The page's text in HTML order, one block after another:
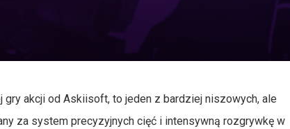
akcji od Askiisoft, to jeden z bardziej niszowych, ale
za system precyzyjnych cięć i intensywną rozgrywkę w